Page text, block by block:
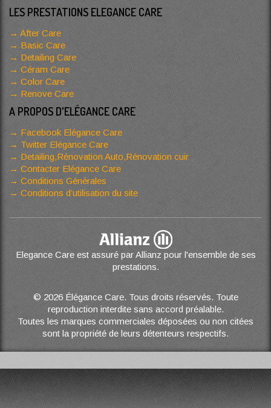
LES PRESTATIONS ELEGANCE CARE
After Care
Basic Care
Detailing Care
Céram Care
Color Care
Renove Care
A PROPOS D'ELÉGANCE CARE
Facebook Elégance Care
Twitter Elégance Care
Detailing,Rénovation Auto,Rénovation cuir
Contacter Elégance Care
Conditions Générales
Conditions d’utilisation du site
Elegance Care est assuré par Allianz pour l'ensemble de ses
prestations.
© 2026 Élégance Care. Tous droits réservés. Toute
reproduction interdite sans accord préalable.
Toutes les marques commerciales déposées ou non citées
sont la propriété de leurs détenteurs respectifs.